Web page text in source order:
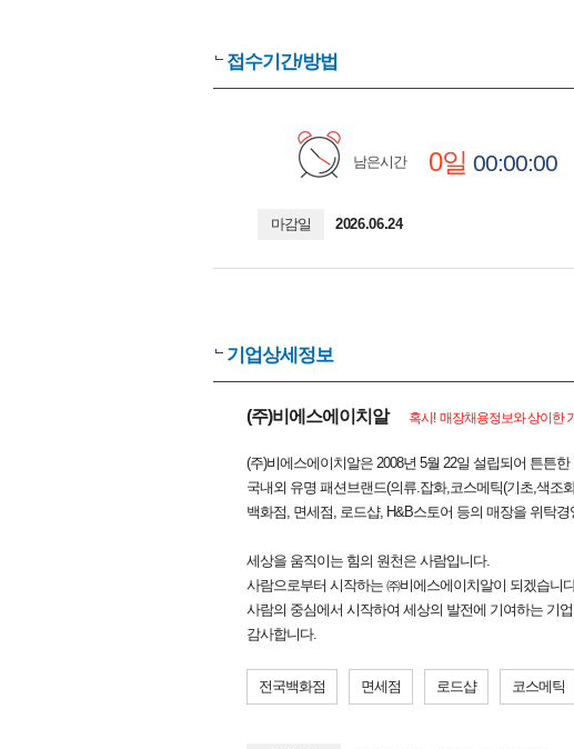
접수기간/방법
남은시간 0일 00:00:00
마감일 2026.06.24
기업상세정보
(주)비에스에이치알 혹시! 매장채용정보와 상이한
(주)비에스에이치알은 2008년 5월 22일 설립되어 튼튼
국내외 유명 패션브랜드(의류.잡화,코스메틱(기초,색조
백화점, 면세점, 로드샵, H&B스토어 등의 매장을 위탁
세상을 움직이는 힘의 원천은 사람입니다.
사람으로부터 시작하는 ㈜비에스에이치알이 되겠습니
사람의 중심에서 시작하여 세상의 발전에 기여하는 기
감사합니다.
전국백화점 면세점 로드샵 코스메틱